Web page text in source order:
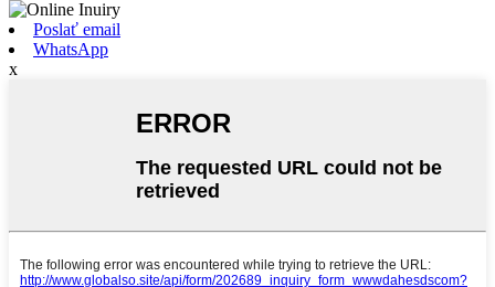
Poslať email
WhatsApp
x